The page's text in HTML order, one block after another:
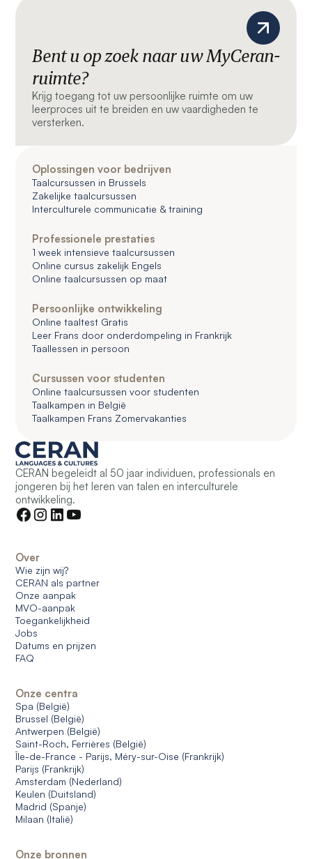
Bent u op zoek naar uw MyCeran-
ruimte?
Krijg toegang tot uw persoonlijke ruimte om uw
leerproces uit te breiden en uw vaardigheden te
versterken.
Oplossingen voor bedrijven
Taalcursussen in Brussels
Zakelijke taalcursussen
Interculturele communicatie & training
Professionele prestaties
1 week intensieve taalcursussen
Online cursus zakelijk Engels
Online taalcursussen op maat
Persoonlijke ontwikkeling
Online taaltest Gratis
Leer Frans door onderdompeling in Frankrijk
Taallessen in persoon
Cursussen voor studenten
Online taalcursussen voor studenten
Taalkampen in België
Taalkampen Frans Zomervakanties
CERAN begeleidt al 50 jaar individuen, professionals en
jongeren bij het leren van talen en interculturele
ontwikkeling.
Over
Wie zijn wij?
CERAN als partner
Onze aanpak
MVO-aanpak
Toegankelijkheid
Jobs
Datums en prijzen
FAQ
Onze centra
Spa (België)
Brussel (België)
Antwerpen (België)
Saint-Roch, Ferrières (België)
Île-de-France - Parijs, Méry-sur-Oise (Frankrijk)
Parijs (Frankrijk)
Amsterdam (Nederland)
Keulen (Duitsland)
Madrid (Spanje)
Milaan (Italië)
Onze bronnen